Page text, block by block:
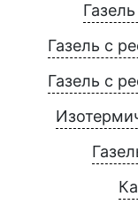
Газель с
Газель с